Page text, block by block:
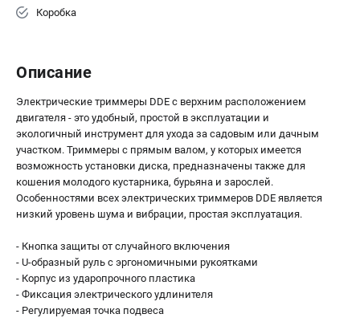
Коробка
Описание
Электрические триммеры DDE с верхним расположением
двигателя - это удобный, простой в эксплуатации и
экологичный инструмент для ухода за садовым или дачным
участком. Триммеры с прямым валом, у которых имеется
возможность установки диска, предназначены также для
кошения молодого кустарника, бурьяна и зарослей.
Особенностями всех электрических триммеров DDE является
низкий уровень шума и вибрации, простая эксплуатация.
- Кнопка защиты от случайного включения
- U-образный руль с эргономичными рукоятками
- Корпус из ударопрочного пластика
- Фиксация электрического удлинителя
- Регулируемая точка подвеса